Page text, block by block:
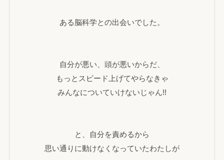
ある脳科学との出会いでした。
自分が悪い、頭が悪いからだ、
もっとスピード上げてやらなきゃ
みんなについていけないじゃん!!
と、自分を責めるから
思い通りに動けなくなっていたわたしが